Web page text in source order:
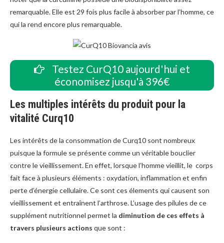
remarquable. Elle est 29 fois plus facile à absorber par l’homme, ce
qui la rend encore plus remarquable.
Testez CurQ10 aujourd'hui et
économisez jusqu'à 396€
Les multiples intérêts du produit pour la
vitalité Curq10
Les intérêts de la consommation de Curq10 sont nombreux
puisque la formule se présente comme un véritable bouclier
contre le vieillissement. En effet, lorsque l’homme vieillit, le corps
fait face à plusieurs éléments : oxydation, inflammation et enfin
perte d’énergie cellulaire. Ce sont ces élements qui causent son
vieillissement et entraînent l’arthrose. L’usage des pilules de ce
supplément nutritionnel permet la diminution de ces effets à
travers plusieurs actions que sont :